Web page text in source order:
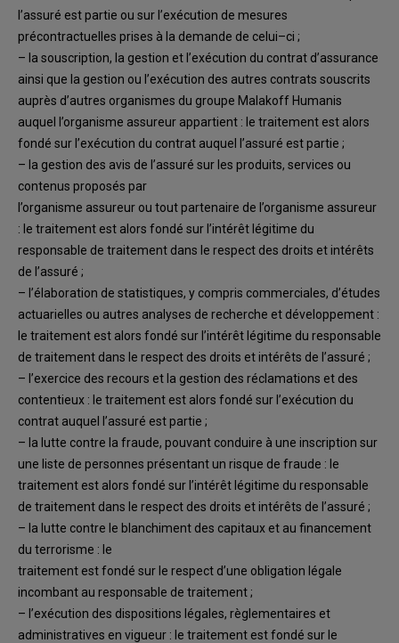
l’assuré est partie ou sur l’exécution de mesures
précontractuelles prises à la demande de celui–ci ;
– la souscription, la gestion et l’exécution du contrat d’assurance
ainsi que la gestion ou l’exécution des autres contrats souscrits
auprès d’autres organismes du groupe Malakoff Humanis
auquel l’organisme assureur appartient : le traitement est alors
fondé sur l’exécution du contrat auquel l’assuré est partie ;
– la gestion des avis de l’assuré sur les produits, services ou
contenus proposés par
l’organisme assureur ou tout partenaire de l’organisme assureur
: le traitement est alors fondé sur l’intérêt légitime du
responsable de traitement dans le respect des droits etintérêts
de l’assuré ;
– l’élaboration de statistiques, y compris commerciales, d’études
actuarielles ou autres analyses de recherche et développement :
le traitement est alors fondé sur l’intérêt légitime du responsable
de traitement dans le respect des droits et intérêts de l’assuré ;
– l’exercice des recours et la gestion des réclamations et des
contentieux : le traitement est alors fondé sur l’exécution du
contrat auquel l’assuré estpartie ;
– la lutte contre la fraude, pouvant conduire à une inscription sur
une liste de personnes présentant un risque de fraude : le
traitement est alors fondé sur l’intérêt légitime du responsable
de traitement dans le respect des droits et intérêts de l’assuré ;
– la lutte contre le blanchiment des capitaux et au financement
du terrorisme : le
traitement est fondé sur le respect d’une obligation légale
incombant au responsable de traitement;
– l’exécution des dispositions légales, règlementaires et
administratives en vigueur : le traitement est fondé sur le